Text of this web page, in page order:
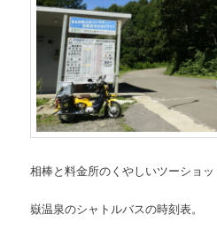
相棒と料金所のくやしいツーショッ
嶽温泉のシャトルバスの時刻表。